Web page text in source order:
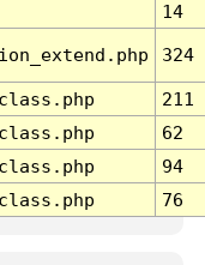
14
324
211
62
94
76